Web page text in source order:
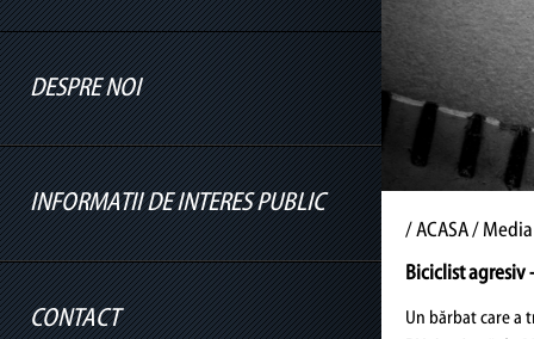
DESPRE NOI
Cine suntem
Legislație
Conducere
INFORMATII DE INTERES PUBLIC
Informatii legislatie
CONTACT
/ACASA/
Biciclist agresiv
Un bărbat care a